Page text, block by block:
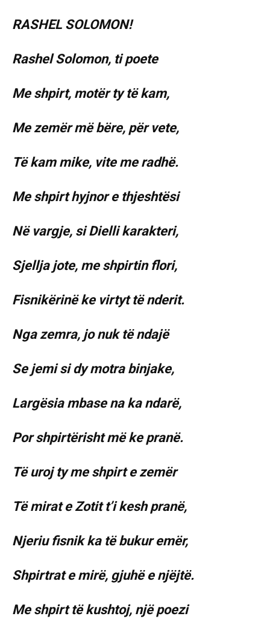
RASHEL SOLOMON!
Rashel Solomon, ti poete
Me shpirt, motër ty të kam,
Me zemër më bëre, për vete,
Të kam mike, vite me radhë.
Me shpirt hyjnor e thjeshtësi
Në vargje, si Dielli karakteri,
Sjellja jote, me shpirtin flori,
Fisnikërinë ke virtyt të nderit.
Nga zemra, jo nuk të ndajë
Se jemi si dy motra binjake,
Largësia mbase na ka ndarë,
Por shpirtërisht më ke pranë.
Të uroj ty me shpirt e zemër
Të mirat e Zotit t’i kesh pranë,
Njeriu fisnik ka të bukur emër,
Shpirtrat e mirë, gjuhë e njëjtë.
Me shpirt të kushtoj, një poezi